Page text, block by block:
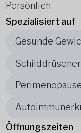
Persönlich
Spezialisiert auf
Gesunde
Öffnungszeiten